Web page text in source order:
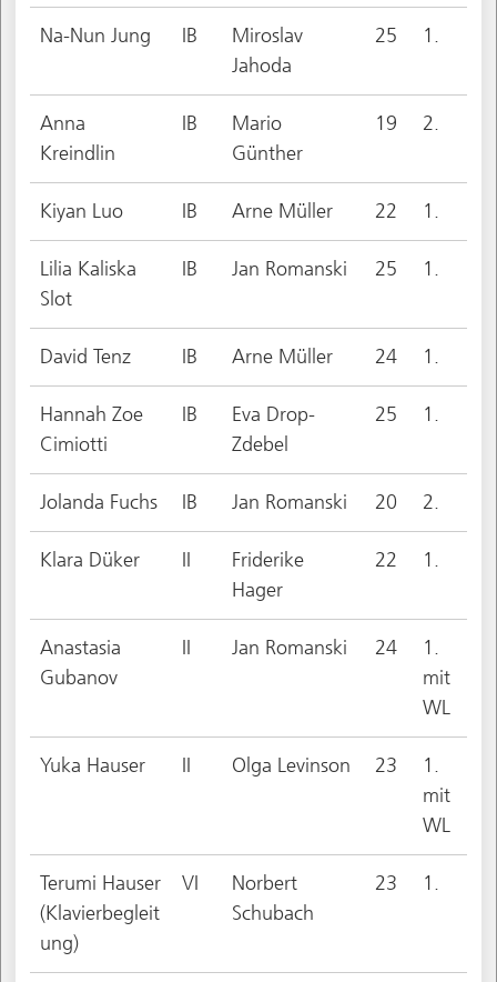
Na-Nun Jung IB
Miroslav
Jahoda
25 1.
Anna
Kreindlin
IB
Mario
Günther
19 2.
Kiyan Luo IB Arne Müller 22 1.
Lilia Kaliska
Slot
IB Jan Romanski 25 1.
David Tenz IB Arne Müller 24 1.
Hannah Zoe
Cimiotti
IB
Eva Drop-
Zdebel
25 1.
Jolanda Fuchs IB Jan Romanski 20 2.
Klara Düker II
Friderike
Hager
22 1.
Anastasia
Gubanov
II Jan Romanski 24
1.
mit
WL
Yuka Hauser II Olga Levinson 23
1.
mit
WL
Terumi Hauser
(Klavierbegleit
ung)
VI
Norbert
Schubach
23 1.